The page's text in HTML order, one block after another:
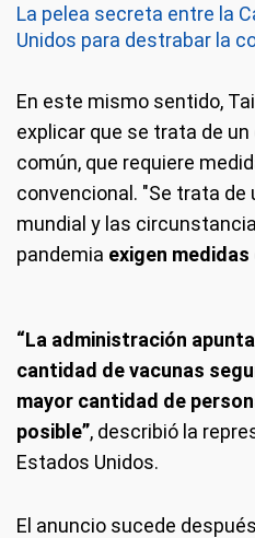
La pelea secreta entre la
Unidos para destrabar la
En este mismo sentido,
explicar que se trata de
común, que requiere
convencional. "Se trata
mundial y las
pandemia exigen
“La administración
cantidad de vacunas
mayor cantidad de
posible”, describió la
Estados Unidos.
El anuncio sucede